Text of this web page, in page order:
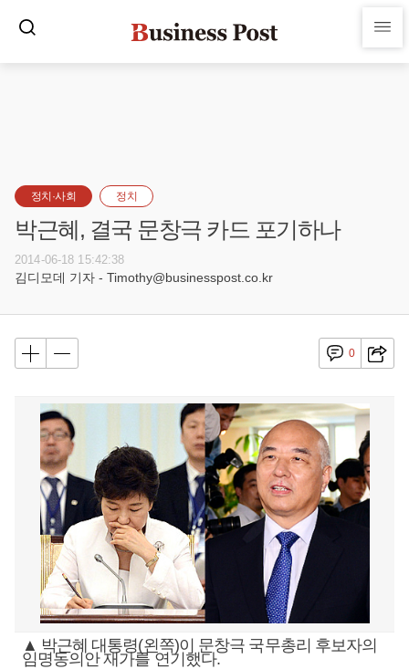
정치·사회 정치
박근혜, 결국 문창극 카드 포기하나
2014-06-18 15:42:38
김디모데 기자 - Timothy@businesspost.co.kr
0
▲ 박근혜 대통령(왼쪽)이 문창극 국무총리 후보자의
임명동의안 재가를 연기했다.